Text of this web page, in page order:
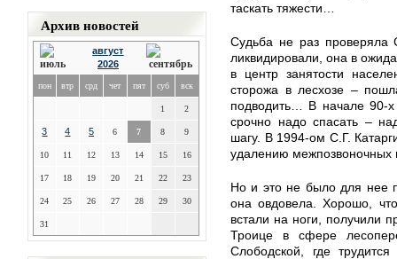
Архив новостей
август
2026
пон втр срд чет пят суб вск
1 2
3 4 5 6 7 8 9
10 11 12 13 14 15 16
17 18 19 20 21 22 23
24 25 26 27 28 29 30
31
таскать тяжести…
Судьба не раз проверяла
ликвидировали, она в
в центр занятости
сторожа в лесхозе –
подводить… В начале 90-
срочно надо спасать –
шагу. В 1994-ом С.Г.
удалению межпозвоночных
Но и это не было для нее
она овдовела. Хорошо,
встали на ноги, получили
Троице в сфере
Слободской, где